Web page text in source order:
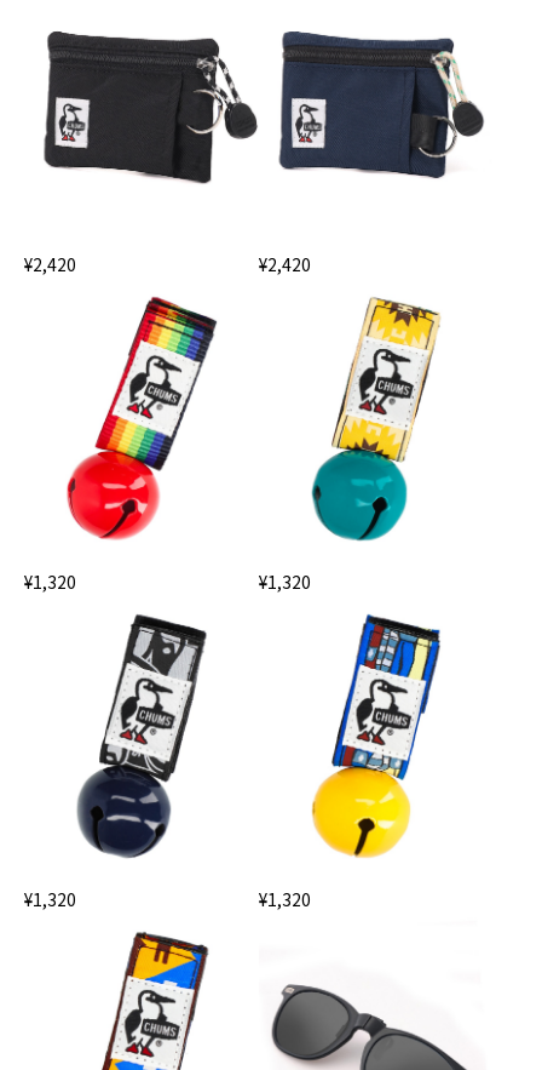
¥2,420 ¥2,420
¥1,320 ¥1,320
¥1,320 ¥1,320